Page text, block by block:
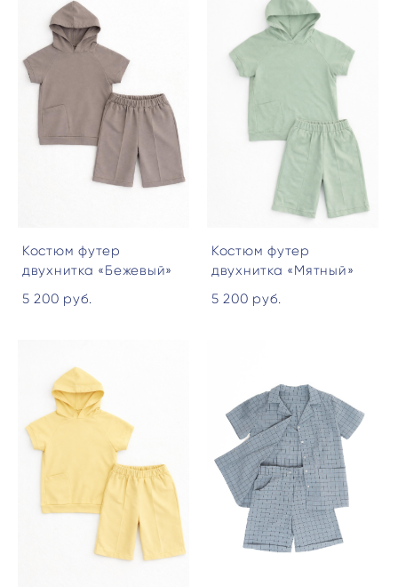
Костюм футер
двухнитка «Бежевый»
5 200 pуб.
Костюм футер
двухнитка «Мятный»
5 200 pуб.